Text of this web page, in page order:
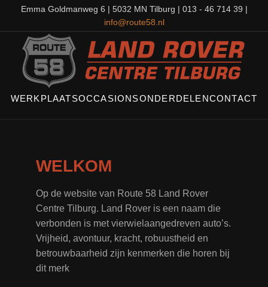
Emma Goldmanweg 6 | 5032 MN Tilburg | 013 - 46 714 39 |
info@route58.nl
WERKPLAATSOCCASIONSONDERDELENCONTACT
WELKOM
Op de website van Route 58 Land Rover
Centre Tilburg. Land Rover is een naam die
verbonden is met vierwielaangedreven auto’s.
Vrijheid, avontuur, kracht, robuustheid en
betrouwbaarheid zijn kenmerken die horen bij
dit merk